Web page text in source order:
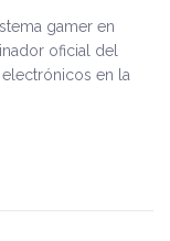
gamer en
oficial del
en la